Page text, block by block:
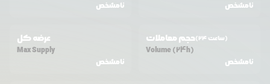
نامشخص
نامشخص
عرضه کل
Max Supply
نامشخص
حجم معاملات (24 ساعت)
Volume (24h)
نامشخص